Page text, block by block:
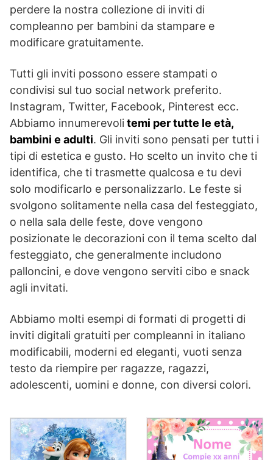
perdere la nostra collezione di inviti di
compleanno per bambini da stampare e
modificare gratuitamente.
Tutti gli inviti possono essere stampati o
condivisi sul tuo social network preferito.
Instagram, Twitter, Facebook, Pinterest ecc.
Abbiamo innumerevoli temi per tutte le età,
bambini e adulti. Gli inviti sono pensati per tutti i
tipi di estetica e gusto. Ho scelto un invito che ti
identifica, che ti trasmette qualcosa e tu devi
solo modificarlo e personalizzarlo. Le feste si
svolgono solitamente nella casa del festeggiato,
o nella sala delle feste, dove vengono
posizionate le decorazioni con il tema scelto dal
festeggiato, che generalmente includono
palloncini, e dove vengono serviti cibo e snack
agli invitati.
Abbiamo molti esempi di formati di progetti di
inviti digitali gratuiti per compleanni in italiano
modificabili, moderni ed eleganti, vuoti senza
testo da riempire per ragazze, ragazzi,
adolescenti, uomini e donne, con diversi colori.